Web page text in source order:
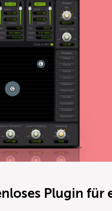
Plugin für